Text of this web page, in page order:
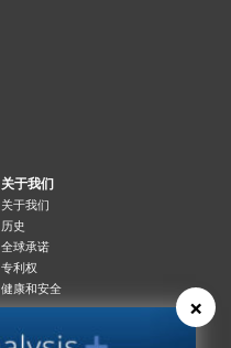
关于我们
关于我们
历史
全球承诺
专利权
健康和安全
资源资源
×